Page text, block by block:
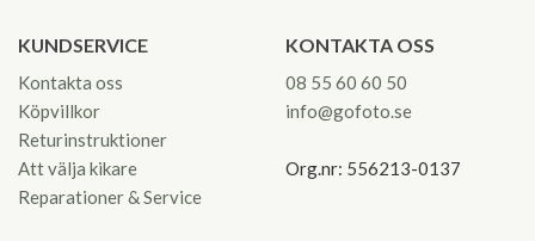
KUNDSERVICE
Kontakta oss
Köpvillkor
Returinstruktioner
Att välja kikare
Reparationer & Service
KONTAKTA OSS
08 55 60 60 50
info@gofoto.se
Org.nr: 556213-0137